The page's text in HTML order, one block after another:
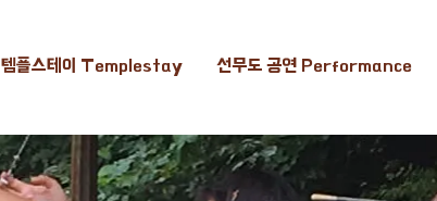
템플스테이 Templestay 선무도 공연 Performance